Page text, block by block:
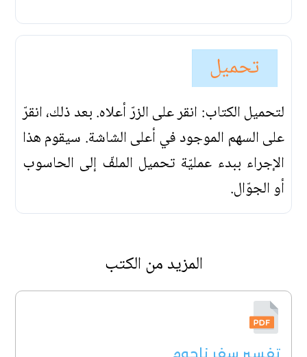
تحميل
لتحميل الكتاب: انقر على الزرّ أعلاه. بعد ذلك، انقرّ
على السهم الموجود في أعلى الشاشة. سيقوم هذا
الإجراء ببدء عمليّة تحميل الملفّ إلى الحاسوب
أو الجوّال.
المزيد من الكتب
تفسير سفر ناحوم